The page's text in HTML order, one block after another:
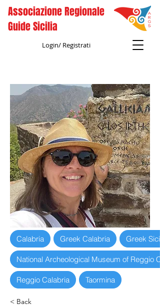
Associazione Regionale
Guide Sicilia
Login/ Registrati
Calabria Greek Calabria Greek
National Archeological Museum of Reggio
Reggio Calabria Taormina
< Back